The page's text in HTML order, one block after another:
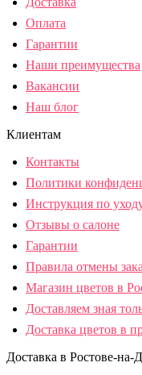
Оплата
Гарантии
Наши преимущества
Вакансии
Наш блог
Клиентам
Контакты
Политики
Инструкция по
Отзывы о салоне
Гарантии
Правила отмены
Магазин цветов в
Доставляем зная
Доставка цветов в
Доставка в Ростове-на-